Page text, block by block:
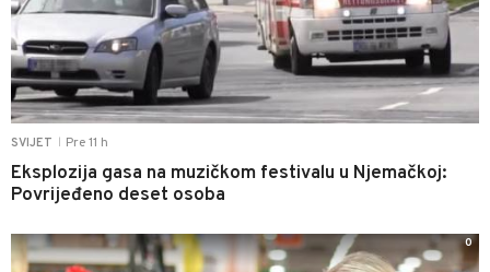
SVIJET Pre 11 h
Eksplozija gasa na muzičkom festivalu u Njemačkoj:
Povrijeđeno deset osoba
0